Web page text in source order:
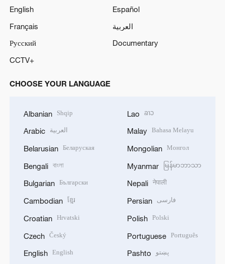
English
Español
Français
العربية
Русский
Documentary
CCTV+
CHOOSE YOUR LANGUAGE
Albanian Shqip
Arabic العربية
Belarusian Беларуская
Bengali বাংলা
Bulgarian Български
Cambodian ខ្មែរ
Croatian Hrvatski
Czech Český
English English
Lao ລາວ
Malay Bahasa Melayu
Mongolian Монгол
Myanmar မြန်မာဘာသာ
Nepali नेपाली
Persian فارسی
Polish Polski
Portuguese Português
Pashto پښتو